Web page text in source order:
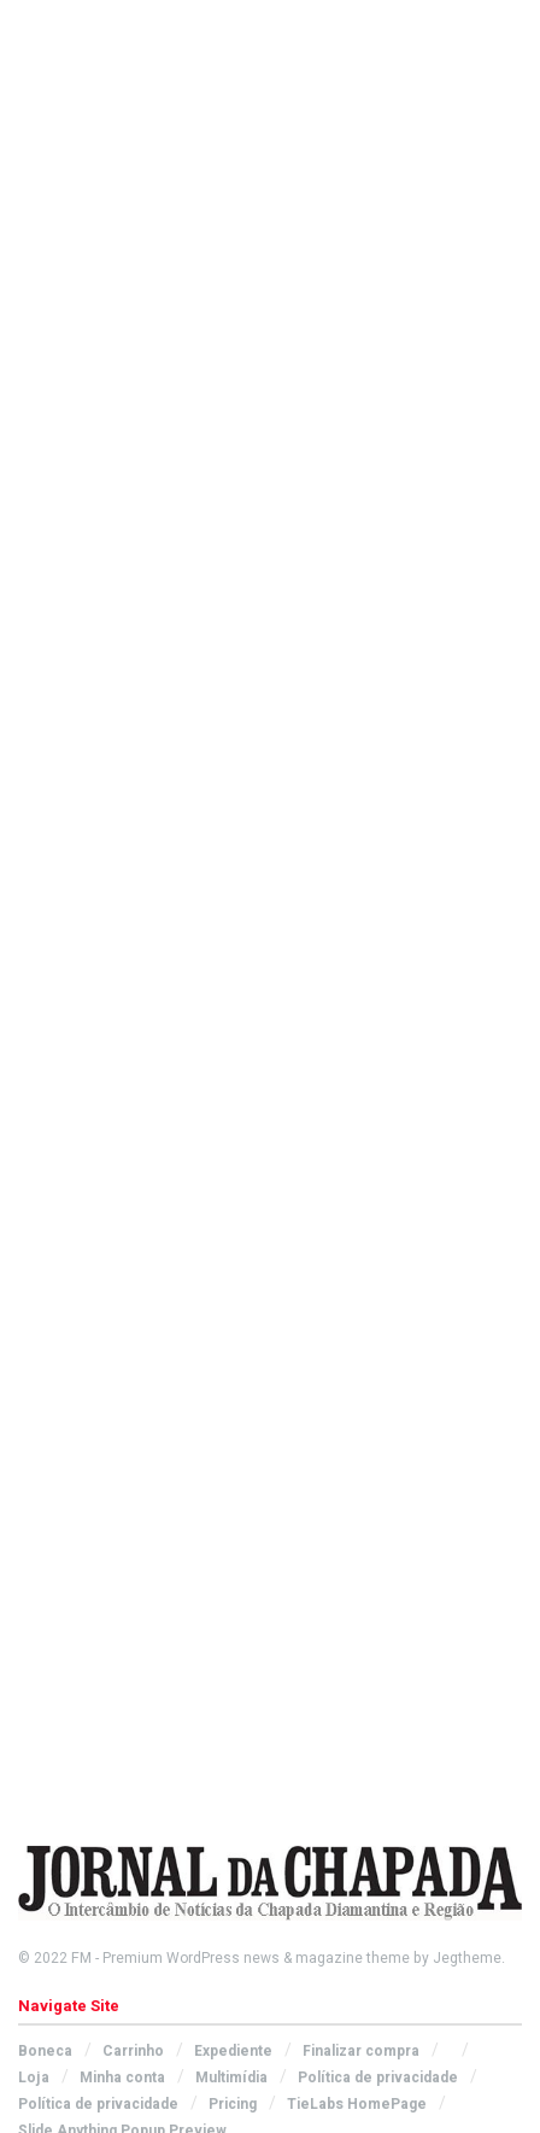
© 2022 FM - Premium WordPress news & magazine theme by Jegtheme.
Navigate Site
Boneca Carrinho Expediente
Finalizar compra
Loja
Minha conta Multimídia
Política de privacidade
Política de privacidade
Pricing
TieLabs HomePage